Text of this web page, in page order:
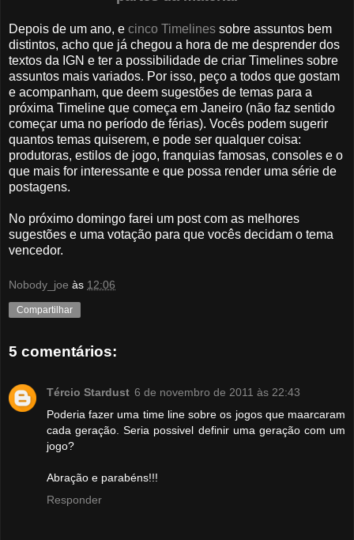
Depois de um ano, e cinco Timelines sobre assuntos bem
distintos, acho que já chegou a hora de me desprender dos
textos da IGN e ter a possibilidade de criar Timelines sobre
assuntos mais variados. Por isso, peço a todos que gostam
e acompanham, que deem sugestões de temas para a
próxima Timeline que começa em Janeiro (não faz sentido
começar uma no período de férias). Vocês podem sugerir
quantos temas quiserem, e pode ser qualquer coisa:
produtoras, estilos de jogo, franquias famosas, consoles e o
que mais for interessante e que possa render uma série de
postagens.
No próximo domingo farei um post com as melhores
sugestões e uma votação para que vocês decidam o tema
vencedor.
Nobody_joe às 12:06
Compartilhar
5 comentários:
Tércio Stardust 6 de novembro de 2011 às 22:43
Poderia fazer uma time line sobre os jogos que maarcaram
cada geração. Seria possivel definir uma geração com um
jogo?
Abração e parabéns!!!
Responder